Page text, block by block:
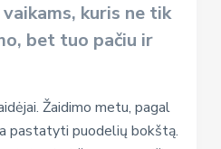
kuris ne tik
bet tuo pačiu ir
Žaidimo metu, pagal
pastatyti puodelių bokštą.